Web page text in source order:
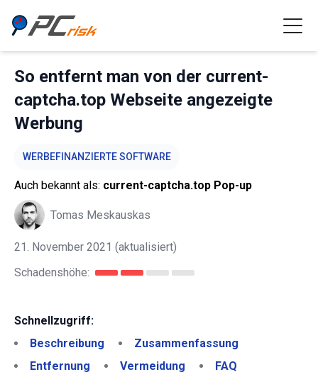
So entfernt man von der current-
captcha.top Webseite angezeigte
Werbung
WERBEFINANZIERTE SOFTWARE
Auch bekannt als: current-captcha.top Pop-up
Tomas Meskauskas
21. November 2021 (aktualisiert)
Schadenshöhe:
Schnellzugriff:
Beschreibung
Zusammenfassung
Entfernung
Vermeidung FAQ